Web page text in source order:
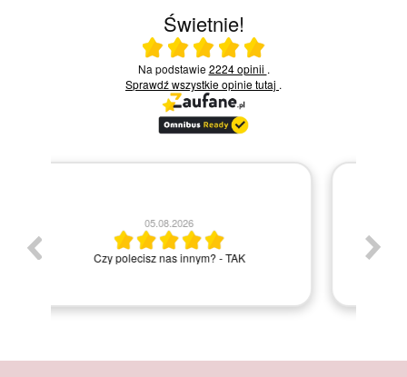
Świetnie!
Ocena średnia 5 na 5
Na podstawie2224 opinii .
Sprawdź wszystkie opinietutaj .
Bardzo szybka dostawa wszystko ok
Elżbieta M.